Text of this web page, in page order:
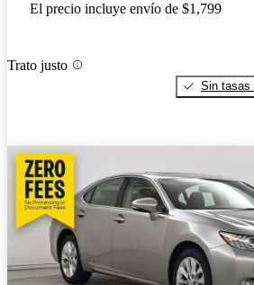
El precio incluye envío de $1,799
Trato justo
Sin tasas